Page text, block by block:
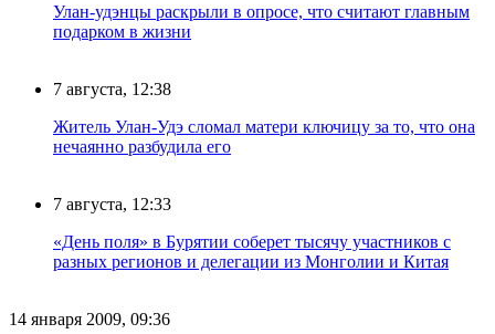
Улан-удэнцы раскрыли в опросе, что считают главным
подарком в жизни
7 августа, 12:38
Житель Улан-Удэ сломал матери ключицу за то, что она
нечаянно разбудила его
7 августа, 12:33
«День поля» в Бурятии соберет тысячу участников с
разных регионов и делегации из Монголии и Китая
14 января 2009, 09:36